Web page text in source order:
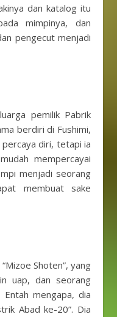
dan katalog itu
mimpinya, dan
pengecut menjadi
pemilik Pabrik
berdiri di Fushimi,
diri, tetapi ia
mempercayai
menjadi seorang
membuat sake
Shoten”, yang
uap, dan seorang
mengapa, dia
Abad ke-20”. Dia